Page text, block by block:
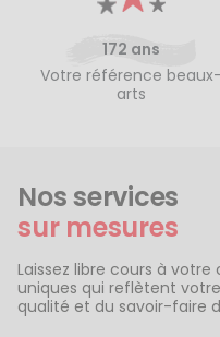
172 ans
Votre référence beaux-
arts
Nos services
sur mesures
Laissez libre cours à
uniques qui reflètent
qualité et du savoir-faire